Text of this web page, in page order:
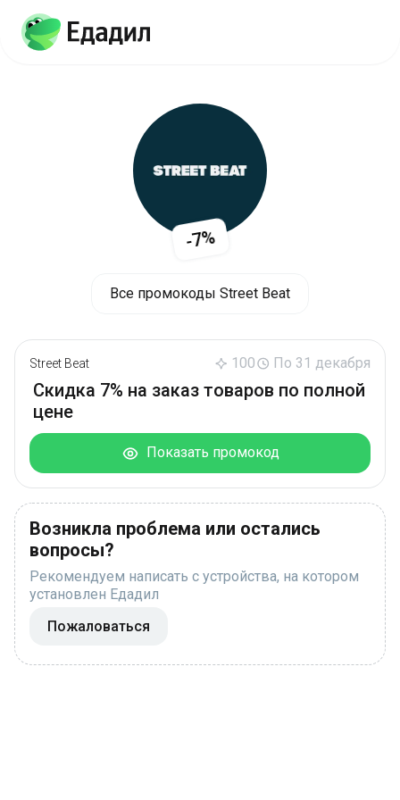
-7%
Все промокоды Street Beat
Street Beat 100 По 31 декабря
Скидка 7% на заказ товаров по полной
цене
Показать промокод
Возникла проблема или остались
вопросы?
Рекомендуем написать с устройства, на котором
установлен Едадил
Пожаловаться